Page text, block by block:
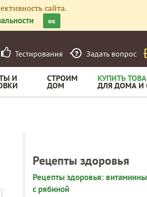
сайта.
ок
Тестирования Задать вопрос
И СТРОИМ
ДОМ
КУПИТЬ
ДЛЯ ДОМА И
Рецепты здоровья
Рецепты здоровья:
с рябиной